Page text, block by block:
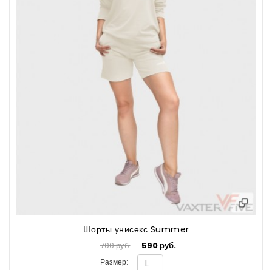
Шорты унисекс Summer
700 руб. 590 руб.
Размер: